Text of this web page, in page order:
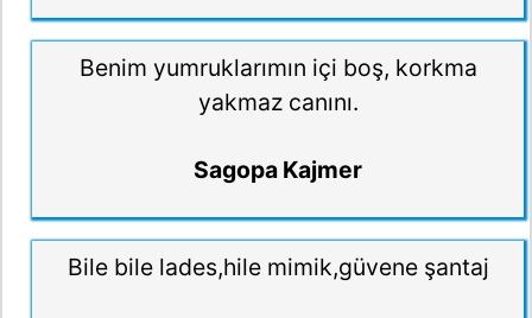
Benim yumruklarımın içi boş, korkma
yakmaz canını.
Sagopa Kajmer
Bile bile lades,hile mimik,güvene şantaj